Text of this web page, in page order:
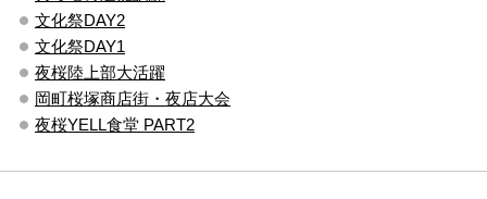
文化祭DAY2
文化祭DAY1
夜桜陸上部大活躍
岡町桜塚商店街・夜店大会
夜桜YELL食堂 PART2